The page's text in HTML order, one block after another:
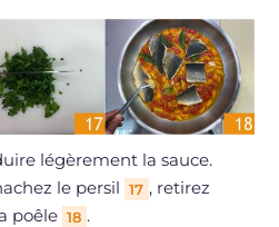
légèrement la sauce.
le persil 17 , retirez
poêle 18 .